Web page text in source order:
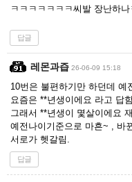
ㅋㅋㅋㅋㅋㅋㅋ씨발 장난하나
답글
레몬과즙 26-06-09 15:18
10번은 불편하기만 하던데 예
요즘은 **년생이에요 라고 답
그래서 **년생이 몇살이에요
예전나이기준으로 마흔~ , 바
서로가 헷갈림.
답글